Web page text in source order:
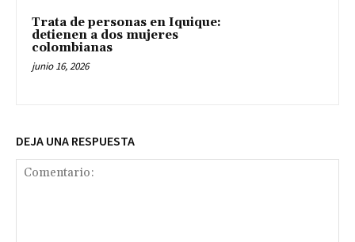
Trata de personas en Iquique:
detienen a dos mujeres
colombianas
junio 16, 2026
DEJA UNA RESPUESTA